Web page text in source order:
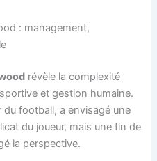
: management,
révèle la complexité
et gestion humaine.
du football, a envisagé une
du joueur, mais une fin de
la perspective.